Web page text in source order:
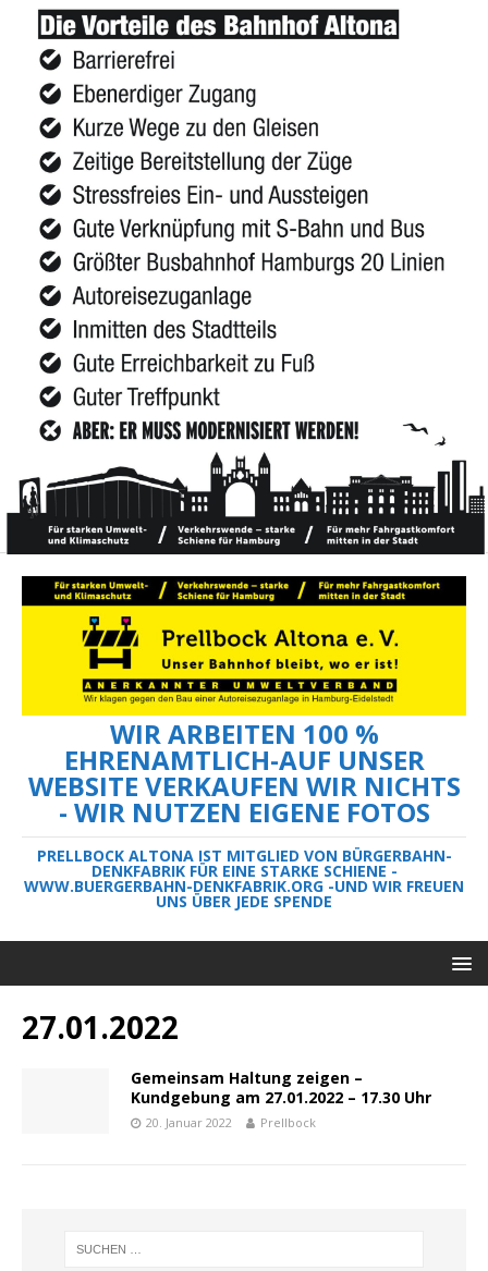
WIR ARBEITEN 100 %
EHRENAMTLICH-AUF UNSER
WEBSITE VERKAUFEN WIR NICHTS
- WIR NUTZEN EIGENE FOTOS
PRELLBOCK ALTONA IST MITGLIED VON BÜRGERBAHN-
DENKFABRIK FÜR EINE STARKE SCHIENE -
WWW.BUERGERBAHN-DENKFABRIK.ORG -UND WIR FREUEN
UNS ÜBER JEDE SPENDE
27.01.2022
Gemeinsam Haltung zeigen –
Kundgebung am 27.01.2022 – 17.30 Uhr
20. Januar 2022 Prellbock